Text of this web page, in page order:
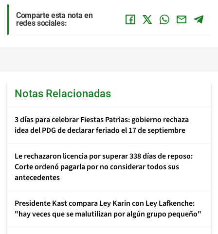
Comparte esta nota en
redes sociales:
Notas Relacionadas
3 días para celebrar Fiestas Patrias: gobierno rechaza
idea del PDG de declarar feriado el 17 de septiembre
Le rechazaron licencia por superar 338 días de reposo:
Corte ordenó pagarla por no considerar todos sus
antecedentes
Presidente Kast compara Ley Karin con Ley Lafkenche:
"hay veces que se malutilizan por algún grupo pequeño"